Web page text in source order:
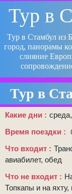
Тур в
Тур в Стамбул из
город, панорамы
слияние
Тур в
Какие дни
Время поездки
Что входит
авиабилет, обед
Что не входит
Топкапы и на